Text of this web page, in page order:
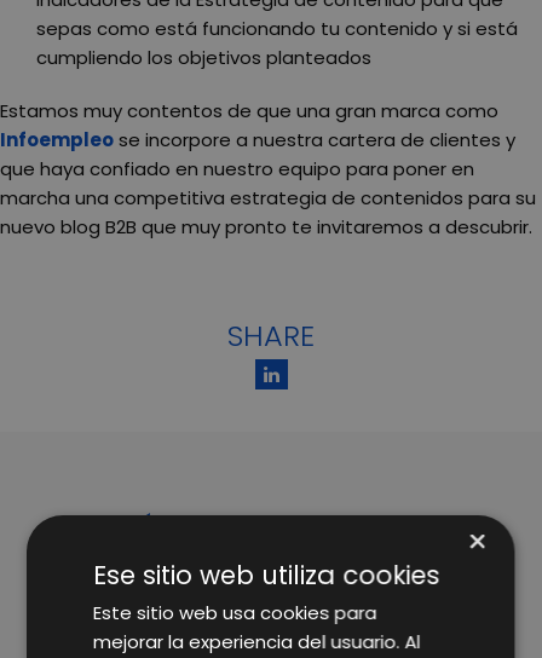
sepas como está funcionando tu contenido y si está
cumpliendo los objetivos planteados
Estamos muy contentos de que una gran marca como
Infoempleose incorpore a nuestra cartera de clientes y
que haya confiado en nuestro equipo para poner en
marcha una competitiva estrategia de contenidos para su
nuevo blog B2B que muy pronto te invitaremos a descubrir.
SHARE
ARTÍCULOS RELACIONADOS ×
Ese sitio web utiliza cookies
Este sitio web usa cookies para
mejorar la experiencia del usuario. Al